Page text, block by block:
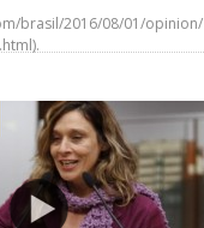
brasil/2016/08/01/opinion/